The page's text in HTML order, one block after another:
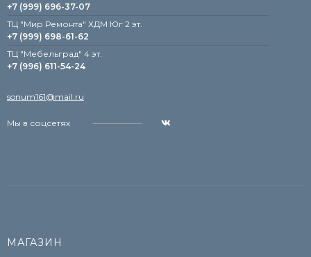
+7 (999) 696-37-07
ТЦ "Мир Ремонта" ХДМ Юг 2 эт.
+7 (999) 698-61-62
TЦ "Мебельград" 4 эт.
+7 (996) 611-54-24
sonum161@mail.ru
Мы в соцсетях
МАГАЗИН